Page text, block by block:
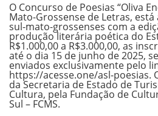
O Concurso de Poesias “Oliva
Mato-Grossense de Letras,
sul-mato-grossenses com a
produção literária poética do
R$1.000,00 a R$3.000,00, as
até o dia 15 de junho de 2025,
enviados exclusivamente pelo
https://acesse.one/asl-poesias.
da Secretaria de Estado de
Cultura, pela Fundação de
Sul – FCMS.